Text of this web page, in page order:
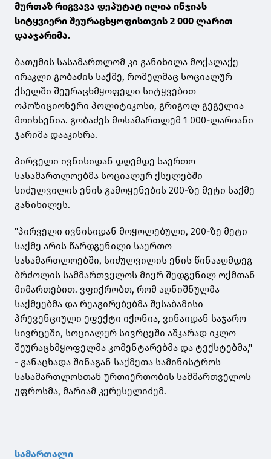
მურთაზ რიგვავა დეპუტატ ილია ინჯიას
სიტყვიერი შეურაცხყოფისთვის 2 000 ლარით
დააჯარიმა.
ბათუმის სასამართლომ კი განიხილა მოქალაქე
ირაკლი გობაძის საქმე, რომელმაც სოციალურ
ქსელში შეურაცხმყოფელი სიტყვებით
ოპოზიციონერი პოლიტიკოსი, გრიგოლ გეგელია
მოიხსენია. გობაძეს მოსამართლემ 1 000-ლარიანი
ჯარიმა დააკისრა.
პირველი ივნისიდან დღემდე საერთო
სასამართლოებმა სოციალურ ქსელებში
სიძულვილის ენის გამოყენების 200-ზე მეტი საქმე
განიხილეს.
"პირველი ივნისიდან მოყოლებული, 200-ზე მეტი
საქმე არის წარდგენილი საერთო
სასამართლოებში, სიძულვილის ენის წინააღმდეგ
ბრძოლის სამმართველოს მიერ შედგენილ ოქმთან
მიმართებით. ვფიქრობთ, რომ აღნიშნულმა
საქმეებმა და რეაგირებებმა შესაბამისი
პრევენციული ეფექტი იქონია, ვინაიდან საჯარო
სივრცეში, სოციალურ სივრცეში აშკარად იკლო
შეურაცხმყოფელმა კომენტარებმა და ტექსტებმა,"
- განაცხადა შინაგან საქმეთა სამინისტროს
სასამართლოსთან ურთიერთობის სამმართველოს
უფროსმა, მარიამ კერესელიძემ.
სამართალი